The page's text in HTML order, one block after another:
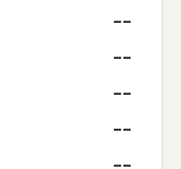
--
--
--
--